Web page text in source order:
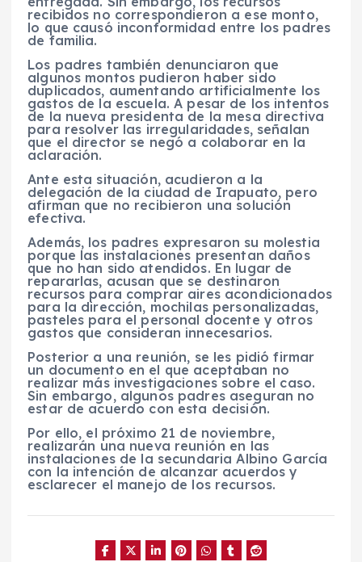
recibidos no correspondieron a ese monto,
lo que causó inconformidad entre los padres
de familia.
Los padres también denunciaron que
algunos montos pudieron haber sido
duplicados, aumentando artificialmente los
gastos de la escuela. A pesar de los intentos
de la nueva presidenta de la mesa directiva
para resolver las irregularidades, señalan
que el director se negó a colaborar en la
aclaración.
Ante esta situación, acudieron a la
delegación de la ciudad de Irapuato, pero
afirman que no recibieron una solución
efectiva.
Además, los padres expresaron su molestia
porque las instalaciones presentan daños
que no han sido atendidos. En lugar de
repararlas, acusan que se destinaron
recursos para comprar aires acondicionados
para la dirección, mochilas personalizadas,
pasteles para el personal docente y otros
gastos que consideran innecesarios.
Posterior a una reunión, se les pidió firmar
un documento en el que aceptaban no
realizar más investigaciones sobre el caso.
Sin embargo, algunos padres aseguran no
estar de acuerdo con esta decisión.
Por ello, el próximo 21 de noviembre,
realizarán una nueva reunión en las
instalaciones de la secundaria Albino García
con la intención de alcanzar acuerdos y
esclarecer el manejo de los recursos.